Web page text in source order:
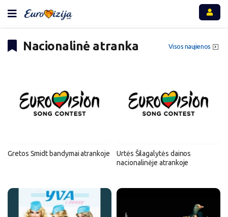
Nacionalinė atranka Visos naujienos
Gretos Smidt bandymai atrankoje
Urtės Šilagalytės dainos
nacionalinėje atrankoje